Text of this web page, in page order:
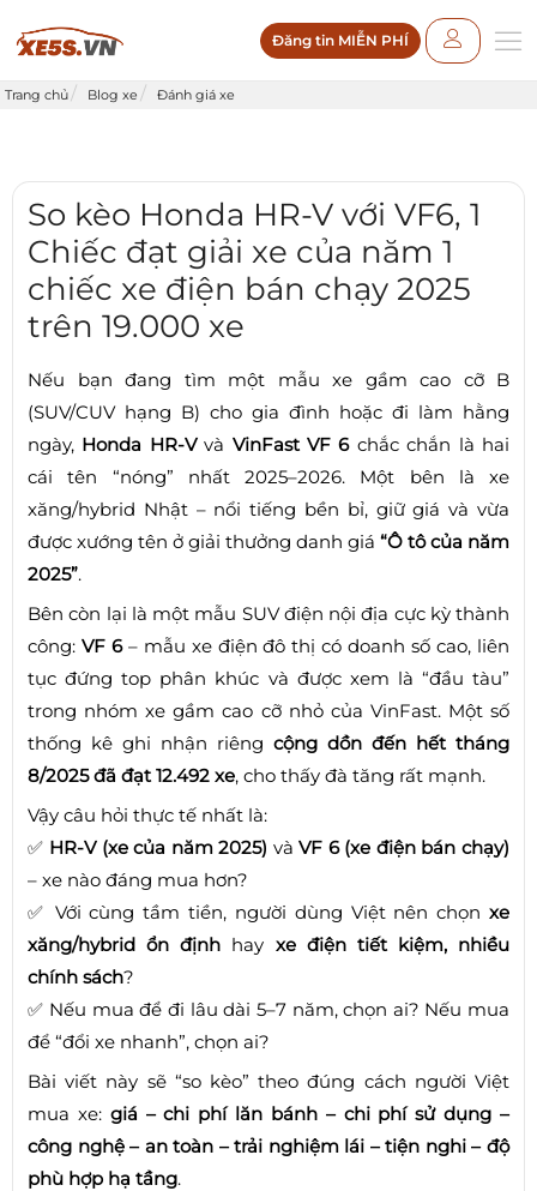
Đăng tin MIỄN PHÍ
Trang chủ Blog xe Đánh giá xe
So kèo Honda HR-V với VF6, 1
Chiếc đạt giải xe của năm 1
chiếc xe điện bán chạy 2025
trên 19.000 xe
Nếu bạn đang tìm một mẫu xe gầm cao cỡ B
(SUV/CUV hạng B) cho gia đình hoặc đi làm hằng
ngày, Honda HR-Vvà VinFast VF 6chắc chắn là hai
cái tên “nóng” nhất 2025–2026. Một bên là xe
xăng/hybrid Nhật – nổi tiếng bền bỉ, giữ giá và vừa
được xướng tên ở giải thưởng danh giá “Ô tô của năm
2025”.
Bên còn lại là một mẫu SUV điện nội địa cực kỳ thành
công: VF 6– mẫu xe điện đô thị có doanh số cao, liên
tục đứng top phân khúc và được xem là “đầu tàu”
trong nhóm xe gầm cao cỡ nhỏ của VinFast. Một số
thống kê ghi nhận riêng cộng dồn đến hết tháng
8/2025 đã đạt 12.492 xe, cho thấy đà tăng rất mạnh.
Vậy câu hỏi thực tế nhất là:
✅ HR-V (xe của năm 2025) vàVF 6 (xe điện bán chạy)
– xe nào đáng mua hơn?
✅ Với cùng tầm tiền, người dùng Việt nên chọn xe
xăng/hybrid ổn định hay xe điện tiết kiệm, nhiều
chính sách?
✅ Nếu mua để đi lâu dài 5–7 năm, chọn ai? Nếu mua
để “đổi xe nhanh”, chọn ai?
Bài viết này sẽ “so kèo” theo đúng cách người Việt
mua xe: giá – chi phí lăn bánh – chi phí sử dụng –
công nghệ – an toàn – trải nghiệm lái – tiện nghi – độ
phù hợp hạ tầng.